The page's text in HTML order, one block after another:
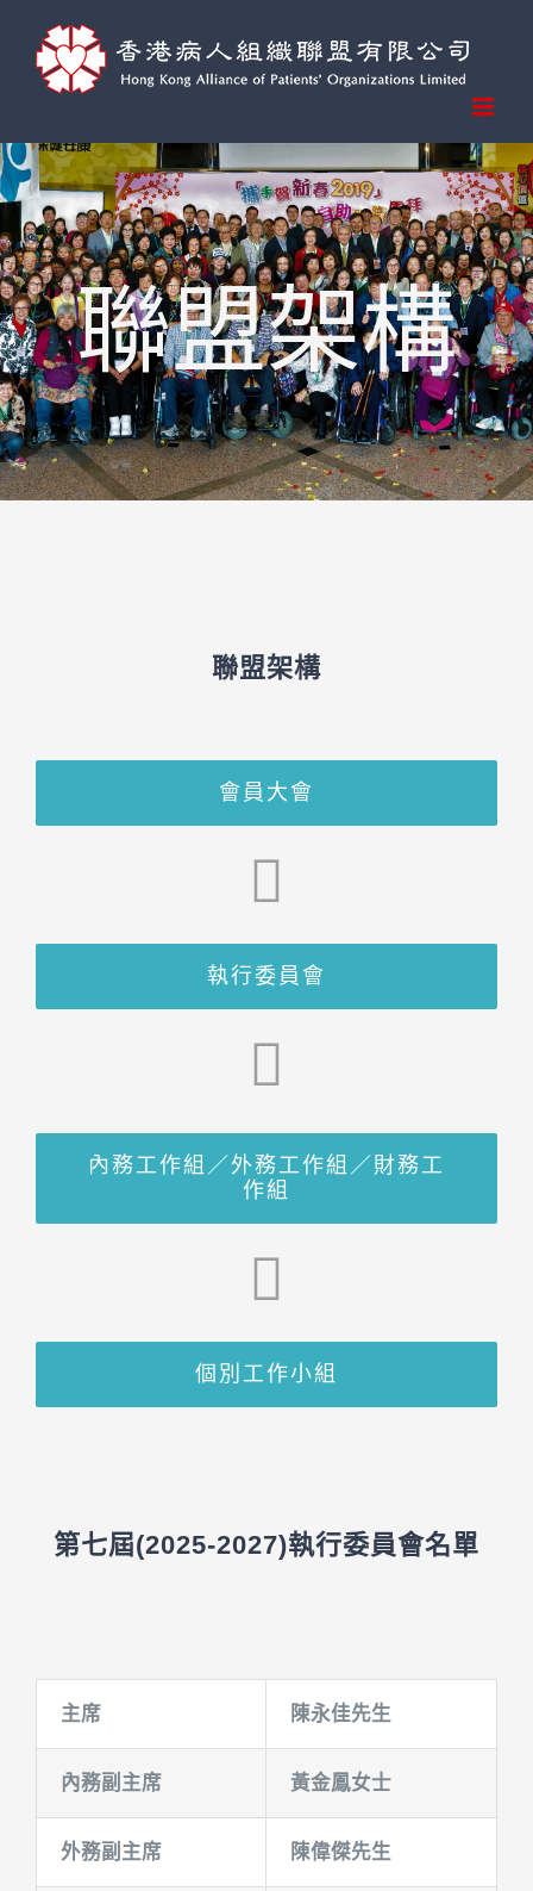
聯盟架構
聯盟架構
會員大會
執行委員會
內務工作組／外務工作組／財務工
作組
個別工作小組
第七屆(2025-2027)執行委員會名單
主席 陳永佳先生
內務副主席 黃金鳳女士
外務副主席 陳偉傑先生